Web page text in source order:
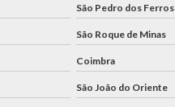
São Pedro dos Ferros
São Roque de Minas
Coimbra
São João do Oriente